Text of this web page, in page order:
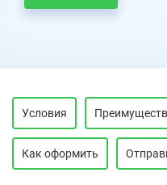
Условия
Как оформить